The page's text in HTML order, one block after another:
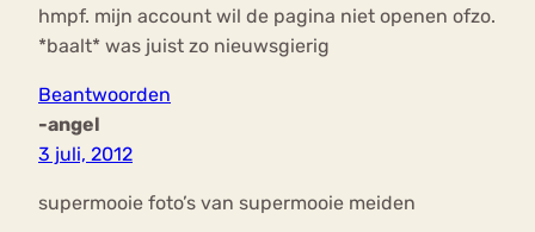
hmpf. mijn account wil de pagina niet openen ofzo.
*baalt* was juist zo nieuwsgierig
Beantwoorden
-angel
3 juli, 2012
supermooie foto’s van supermooie meiden